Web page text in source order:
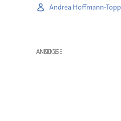
Andrea Hoffmann-Topp
ANZEIGE